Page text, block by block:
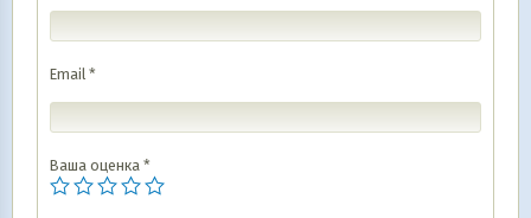
Email *
Ваша оценка *